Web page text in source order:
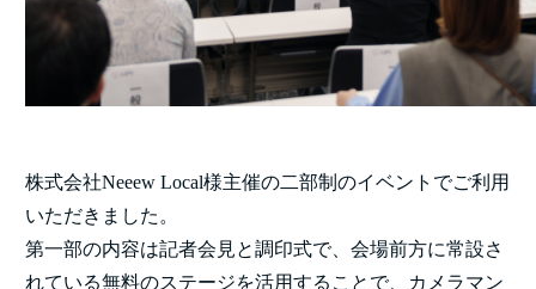
株式会社Neeew Local様主催の二部制のイベントでご利用
いただきました。
第一部の内容は記者会見と調印式で、会場前方に常設さ
れている無料のステージを活用することで、カメラマン